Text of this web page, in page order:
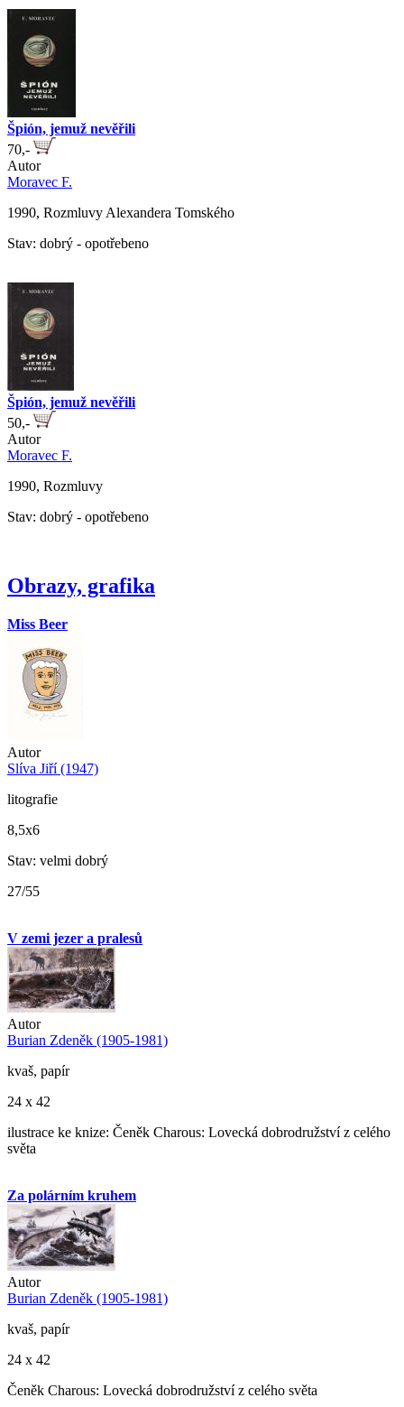
Špión, jemuž nevěřili
70,-
Autor
Moravec F.
1990, Rozmluvy Alexandera Tomského
Stav: dobrý - opotřebeno
Špión, jemuž nevěřili
50,-
Autor
Moravec F.
1990, Rozmluvy
Stav: dobrý - opotřebeno
Obrazy, grafika
Miss Beer
Autor
Slíva Jiří (1947)
litografie
8,5x6
Stav: velmi dobrý
27/55
V zemi jezer a pralesů
Autor
Burian Zdeněk (1905-1981)
kvaš, papír
24 x 42
ilustrace ke knize: Čeněk Charous: Lovecká dobrodružství z celého
světa
Za polárním kruhem
Autor
Burian Zdeněk (1905-1981)
kvaš, papír
24 x 42
Čeněk Charous: Lovecká dobrodružství z celého světa